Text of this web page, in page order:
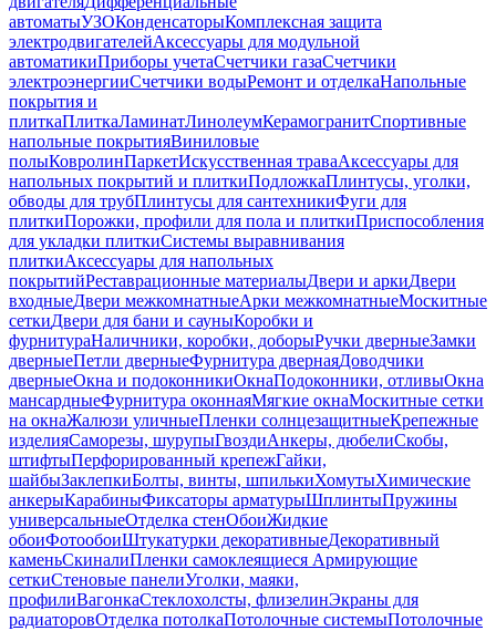
автоматыУЗОКонденсаторыКомплексная защита
электродвигателейАксессуары для модульной
автоматикиПриборы учетаСчетчики газаСчетчики
электроэнергииСчетчики водыРемонт и отделкаНапольные
покрытия и
плиткаПлиткаЛаминатЛинолеумКерамогранитСпортивные
напольные покрытияВиниловые
полыКовролинПаркетИскусственная траваАксессуары для
напольных покрытий и плиткиПодложкаПлинтусы, уголки,
обводы для трубПлинтусы для сантехникиФуги для
плиткиПорожки, профили для пола и плиткиПриспособления
для укладки плиткиСистемы выравнивания
плиткиАксессуары для напольных
покрытийРеставрационные материалыДвери и аркиДвери
входныеДвери межкомнатныеАрки межкомнатныеМоскитные
сеткиДвери для бани и сауныКоробки и
фурнитураНаличники, коробки, доборыРучки дверныеЗамки
дверныеПетли дверныеФурнитура двернаяДоводчики
дверныеОкна и подоконникиОкнаПодоконники, отливыОкна
мансардныеФурнитура оконнаяМягкие окнаМоскитные сетки
на окнаЖалюзи уличныеПленки солнцезащитныеКрепежные
изделияСаморезы, шурупыГвоздиАнкеры, дюбелиСкобы,
штифтыПерфорированный крепежГайки,
шайбыЗаклепкиБолты, винты, шпилькиХомутыХимические
анкерыКарабиныФиксаторы арматурыШплинтыПружины
универсальныеОтделка стенОбоиЖидкие
обоиФотообоиШтукатурки декоративныеДекоративный
каменьСкиналиПленки самоклеящиеся Армирующие
сеткиСтеновые панелиУголки, маяки,
профилиВагонкаСтеклохолсты, флизелинЭкраны для
радиаторовОтделка потолкаПотолочные системыПотолочные